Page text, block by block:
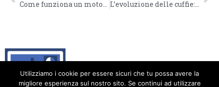
Utilizziamo i cookie per essere sicuri che tu possa avere la
migliore esperienza sul nostro sito. Se continui ad utilizzare